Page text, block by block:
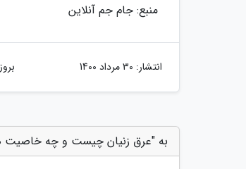
منبع: جام جم آنلاین
انتشار: 30 مرداد 1400
به "عرق زنیان چیست و چه خاصیت